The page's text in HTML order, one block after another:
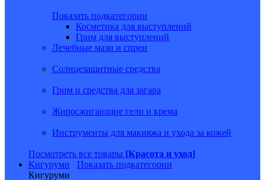
Показать подкатегории
Косметика для выступлений
Грим для выступлений
Лечебные мази и спреи
Солнцезащитные средства
Грим и средства для загара
Жиросжигающие гели и крема
Инструменты для макияжа и ухода за кожей
Посмотреть все товары [Красота и уход]
Кигуруми
Показать подкатегории
Кигуруми